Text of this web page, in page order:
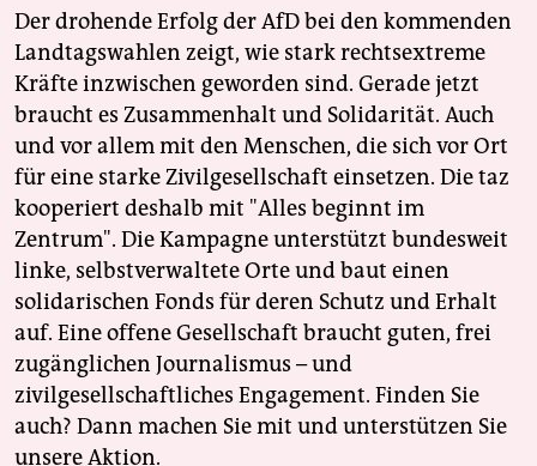
Der drohende Erfolg der AfD bei den kommenden
Landtagswahlen zeigt, wie stark rechtsextreme
Kräfte inzwischen geworden sind. Gerade jetzt
braucht es Zusammenhalt und Solidarität. Auch
und vor allem mit den Menschen, die sich vor Ort
für eine starke Zivilgesellschaft einsetzen. Die taz
kooperiert deshalb mit "Alles beginnt im
Zentrum". Die Kampagne unterstützt bundesweit
linke, selbstverwaltete Orte und baut einen
solidarischen Fonds für deren Schutz und Erhalt
auf. Eine offene Gesellschaft braucht guten, frei
zugänglichen Journalismus – und
zivilgesellschaftliches Engagement. Finden Sie
auch? Dann machen Sie mit und unterstützen Sie
unsere Aktion.